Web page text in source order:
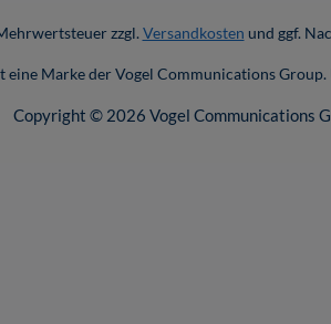
zzgl. Versandkosten und ggf.
Marke der Vogel Communications
Copyright © 2026 Vogel Communications